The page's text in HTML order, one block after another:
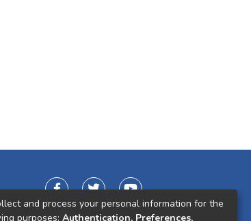
and process your personal information for the
purposes: Authentication, Preferences,